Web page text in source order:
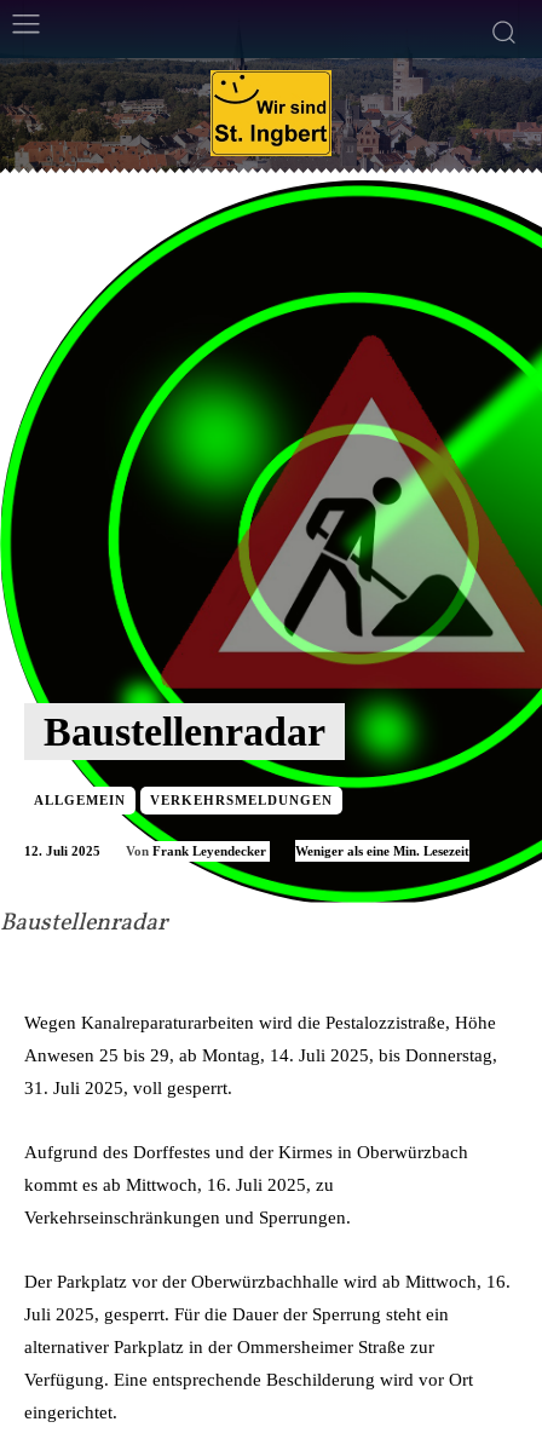
Baustellenradar
Baustellenradar
ALLGEMEIN VERKEHRSMELDUNGEN
12. Juli 2025 Von Frank Leyendecker Weniger als eine Min. Lesezeit
Wegen Kanalreparaturarbeiten wird die Pestalozzistraße, Höhe
Anwesen 25 bis 29, ab Montag, 14. Juli 2025, bis Donnerstag,
31. Juli 2025, voll gesperrt.
Aufgrund des Dorffestes und der Kirmes in Oberwürzbach
kommt es ab Mittwoch, 16. Juli 2025, zu
Verkehrseinschränkungen und Sperrungen.
Der Parkplatz vor der Oberwürzbachhalle wird ab Mittwoch, 16.
Juli 2025, gesperrt. Für die Dauer der Sperrung steht ein
alternativer Parkplatz in der Ommersheimer Straße zur
Verfügung. Eine entsprechende Beschilderung wird vor Ort
eingerichtet.